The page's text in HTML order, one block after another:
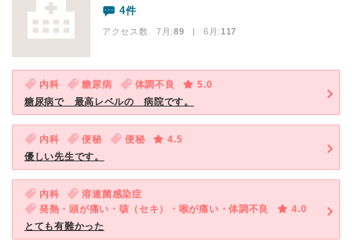
4件
アクセス数 7月:89 | 6月:117
内科 糖尿病 体調不良
5.0
糖尿病で 最高レベルの 病院です。
内科 便秘 便秘
4.5
優しい先生です。
内科
溶連菌感染症
発熱・頭が痛い・咳（セキ）・喉が痛い・体調不良
4.0
とても有難かった